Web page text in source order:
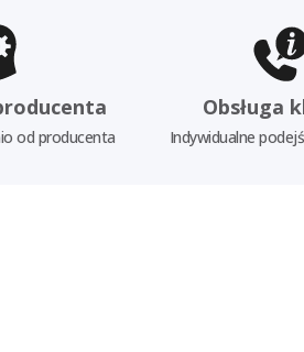
od producenta
Obsługa
Indywidualne